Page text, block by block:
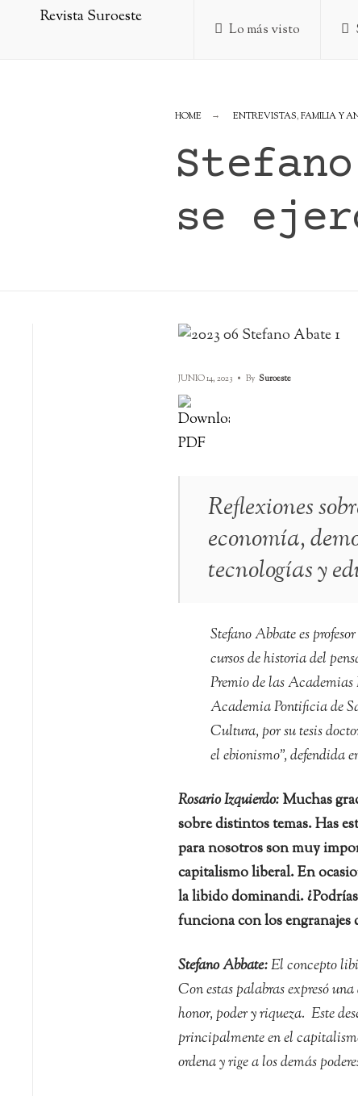
Lo más visto
HOME ENTREVISTAS,FAMILIA Y
se
JUNIO 14, 2023 • By Suroeste
Reflexiones
economía,
tecnologías y
Stefano Abbate es
cursos de historia del
Premio de las
Academia Pontificia de
Cultura, por su tesis
el ebionismo”,
Rosario Izquierdo:Muchas
sobre distintos temas. Has
para nosotros son muy
capitalismo liberal. En
la libido dominandi.
funciona con los engranajes
Stefano Abbate:El concepto
Con estas palabras expresó
honor, poder y riqueza. Este
principalmente en el
ordena y rige a los demás